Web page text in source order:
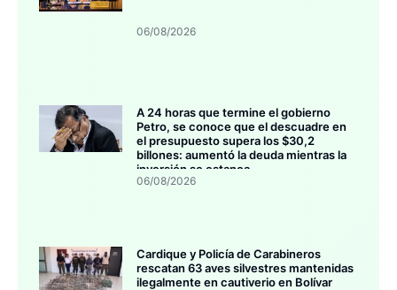
06/08/2026
A 24 horas que termine el gobierno
Petro, se conoce que el descuadre en
el presupuesto supera los $30,2
billones: aumentó la deuda mientras la
inversión se estanca
06/08/2026
Cardique y Policía de Carabineros
rescatan 63 aves silvestres mantenidas
ilegalmente en cautiverio en Bolívar